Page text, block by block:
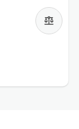
balance